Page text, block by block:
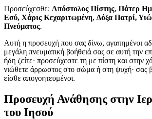
Προσεύχεσθε: Aπόστολος Πίστης, Πάτερ
Εσύ, Χάρις Κεχαριτωμένη, Δόξα Πατρί,
Πνεύματος.
Αυτή η προσευχή που σας δίνω, αγαπημένοι
μεγάλη πνευματική βοήθειά σας σε αυτή την
ήδη ζείτε· προσεύχεστε τη με πίστη και στην
νιώθετε άρρωστος στο σώμα ή στη ψυχή· σας
είσθε απογοητευμένοι.
Προσευχή Ανάθησης στην
του Ιησού